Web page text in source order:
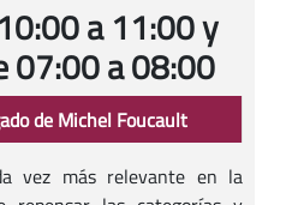
a 11:00 y
07:00 a 08:00
de Michel Foucault
vez más relevante en la